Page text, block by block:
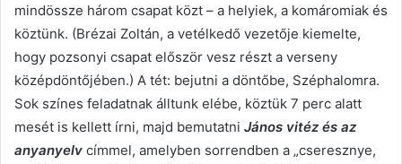
mindössze három csapat közt – a helyiek, a komáromiak és
köztünk. (Brézai Zoltán, a vetélkedő vezetője kiemelte,
hogy pozsonyi csapat először vesz részt a verseny
középdöntőjében.) A tét: bejutni a döntőbe, Széphalomra.
Sok színes feladatnak álltunk elébe, köztük 7 perc alatt
mesét is kellett írni, majd bemutatni János vitéz és az
anyanyelv címmel, amelyben sorrendben a „cseresznye,